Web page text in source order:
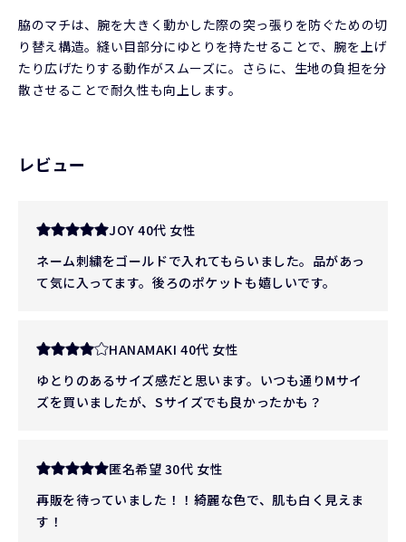
脇のマチは、腕を大きく動かした際の突っ張りを防ぐための切
り替え構造。縫い目部分にゆとりを持たせることで、腕を上げ
たり広げたりする動作がスムーズに。さらに、生地の負担を分
散させることで耐久性も向上します。
レビュー
JOY 40代 女性
ネーム刺繍をゴールドで入れてもらいました。品があっ
て気に入ってます。後ろのポケットも嬉しいです。
HANAMAKI 40代 女性
ゆとりのあるサイズ感だと思います。いつも通りMサイ
ズを買いましたが、Sサイズでも良かったかも？
匿名希望 30代 女性
再販を待っていました！！綺麗な色で、肌も白く見えま
す！